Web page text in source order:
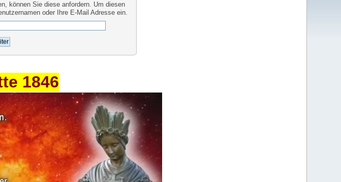
können Sie diese anfordern. Um diesen
oder Ihre E-Mail Adresse ein.
1846